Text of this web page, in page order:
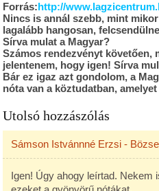
Forrás:http://
Nincs is annál szebb, mint
lagalább hangosan,
Sírva mulat a Magyar?
Számos rendezvényt
jelentenem, hogy igen! Sírva
Bár ez igaz azt gondolom, a
nóta van a köztudatban,
Utolsó hozzászólás
Sámson Istvánnné Erzsi -
Igen! Úgy ahogy leírtad. Nekem